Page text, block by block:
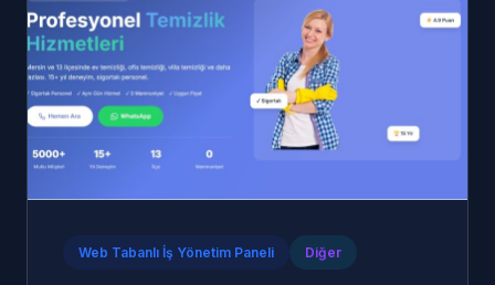
Web Tabanlı İş Yönetim Paneli Diğer